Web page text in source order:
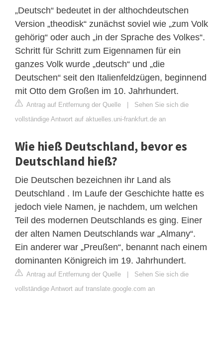
„Deutsch“ bedeutet in der althochdeutschen
Version „theodisk“ zunächst soviel wie „zum Volk
gehörig“ oder auch „in der Sprache des Volkes“.
Schritt für Schritt zum Eigennamen für ein
ganzes Volk wurde „deutsch“ und „die
Deutschen“ seit den Italienfeldzügen, beginnend
mit Otto dem Großen im 10. Jahrhundert.
Antrag auf Entfernung der Quelle | Sehen Sie sich die
vollständige Antwort auf aktuelles.uni-frankfurt.de an
Wie hieß Deutschland, bevor es
Deutschland hieß?
Die Deutschen bezeichnen ihr Land als
Deutschland . Im Laufe der Geschichte hatte es
jedoch viele Namen, je nachdem, um welchen
Teil des modernen Deutschlands es ging. Einer
der alten Namen Deutschlands war „Almany“.
Ein anderer war „Preußen“, benannt nach einem
dominanten Königreich im 19. Jahrhundert.
Antrag auf Entfernung der Quelle | Sehen Sie sich die
vollständige Antwort auf translate.google.com an